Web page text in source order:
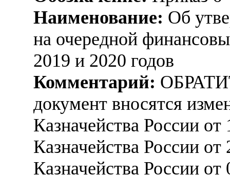
Наименование: Об
на очередной
2019 и 2020 годов
Комментарий:
документ вносятся
Казначейства России
Казначейства России
Казначейства России